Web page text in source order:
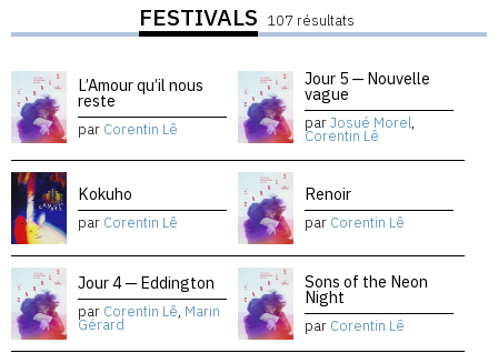
FESTIVALS 107 résultats
L’Amour qu’il nous
reste
par Corentin Lê
Jour 5 — Nouvelle
vague
parJosué Morel,
Corentin Lê
Kokuho
par Corentin Lê
Renoir
par Corentin Lê
Jour 4 — Eddington
par Corentin Lê, Marin
Gérard
Sons of the Neon
Night
par Corentin Lê